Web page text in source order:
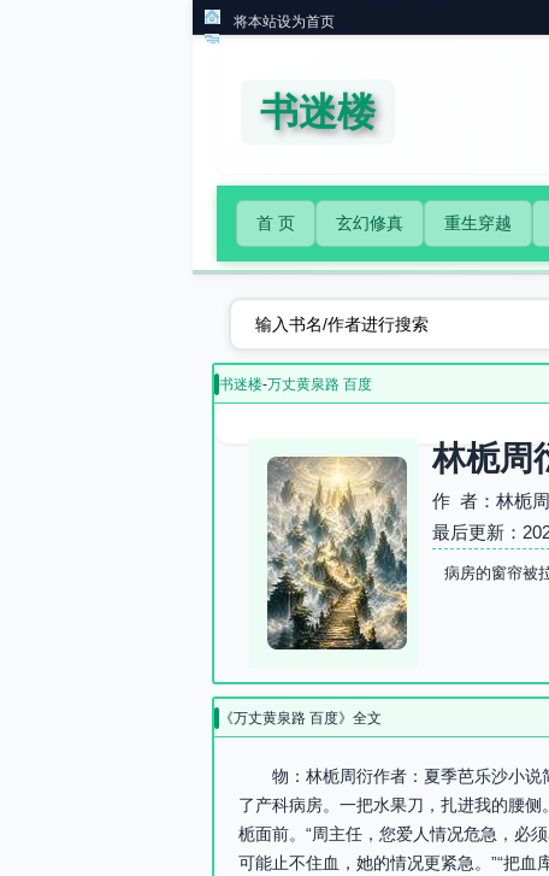
将本站设为首页
书迷楼
首 页 玄幻修真 重生穿越
书迷楼-万丈黄泉路 百度
林栀周
作 者：林栀
最后更新：
病房的窗帘被
《万丈黄泉路 百度》全文
物：林栀周衍作者：夏季芭乐沙小
了产科病房。一把水果刀，扎进我的腰
栀面前。“周主任，您爱人情况危急，必
可能止不住血，她的情况更紧急。”“把血